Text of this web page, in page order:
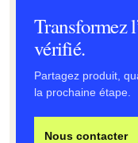
Transformez
vérifié.
Partagez produit,
la prochaine étape.
Nous contacter